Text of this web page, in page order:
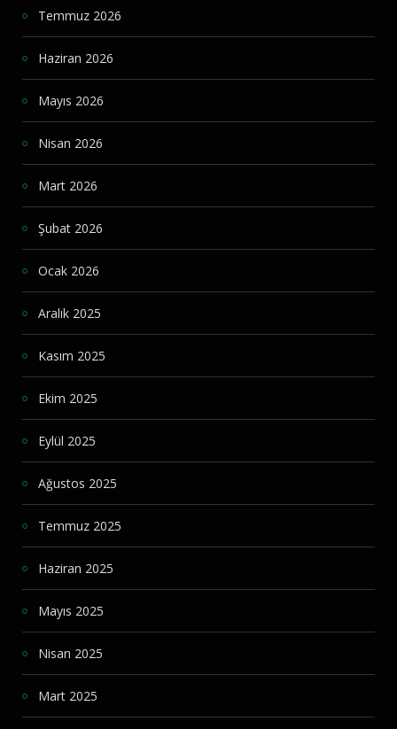
Temmuz 2026
Haziran 2026
Mayıs 2026
Nisan 2026
Mart 2026
Şubat 2026
Ocak 2026
Aralık 2025
Kasım 2025
Ekim 2025
Eylül 2025
Ağustos 2025
Temmuz 2025
Haziran 2025
Mayıs 2025
Nisan 2025
Mart 2025